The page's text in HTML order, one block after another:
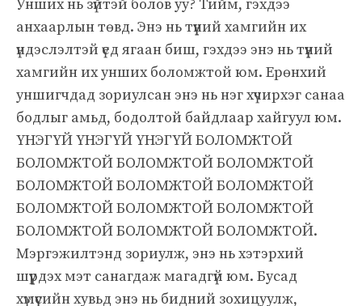
Унших нь зүйтэй болов уу? Тийм, гэхдээ
анхаарлын төвд. Энэ нь түүний хамгийн их
үндэслэлтэй үед ягаан биш, гэхдээ энэ нь түүний
хамгийн их унших боломжтой юм. Ерөнхий
уншигчдад зориулсан энэ нь нэг хүчирхэг санаа
бодлыг амьд, бодолтой байдлаар хайгуул юм.
ҮНЭГҮЙ ҮНЭГҮЙ ҮНЭГҮЙ БОЛОМЖТОЙ
БОЛОМЖТОЙ БОЛОМЖТОЙ БОЛОМЖТОЙ
БОЛОМЖТОЙ БОЛОМЖТОЙ БОЛОМЖТОЙ
БОЛОМЖТОЙ БОЛОМЖТОЙ БОЛОМЖТОЙ
БОЛОМЖТОЙ БОЛОМЖТОЙ БОЛОМЖТОЙ.
Мэргэжилтэнд зориулж, энэ нь хэтэрхий
шүүрдэх мэт санагдаж магадгүй юм. Бусад
хүмүүсийн хувьд энэ нь бидний зохицуулж,